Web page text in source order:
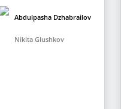
Abdulpasha Dzhabrailov
Nikita Glushkov